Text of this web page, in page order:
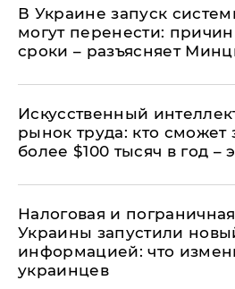
В Украине запуск
могут перенести:
сроки – разъясняет
Искусственный
рынок труда: кто сможет
более $100 тысяч в год –
Налоговая и
Украины запустили
информацией: что
украинцев